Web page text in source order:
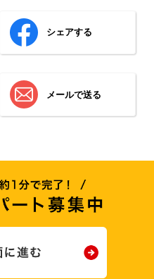
シェアする
メールで送る